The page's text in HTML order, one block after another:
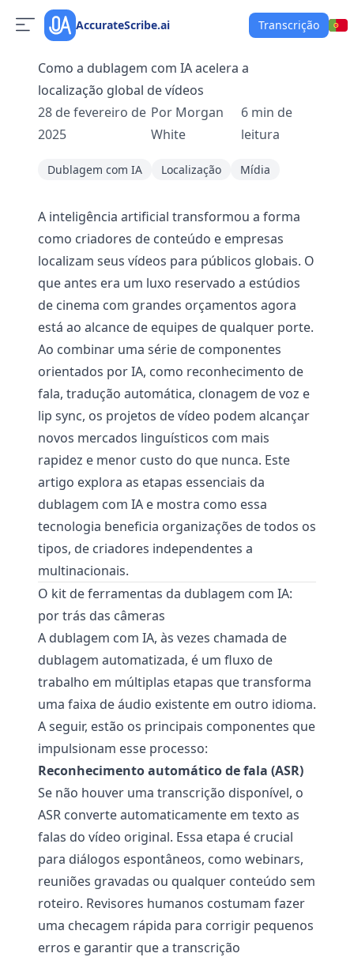
AccurateScribe.ai Transcrição
Como a dublagem com IA acelera a
localização global de vídeos
28 de fevereiro de
2025
Por Morgan
White
6 min de
leitura
Dublagem com IA Localização Mídia
A inteligência artificial transformou a forma
como criadores de conteúdo e empresas
localizam seus vídeos para públicos globais. O
que antes era um luxo reservado a estúdios
de cinema com grandes orçamentos agora
está ao alcance de equipes de qualquer porte.
Ao combinar uma série de componentes
orientados por IA, como reconhecimento de
fala, tradução automática, clonagem de voz e
lip sync, os projetos de vídeo podem alcançar
novos mercados linguísticos com mais
rapidez e menor custo do que nunca. Este
artigo explora as etapas essenciais da
dublagem com IA e mostra como essa
tecnologia beneficia organizações de todos os
tipos, de criadores independentes a
multinacionais.
O kit de ferramentas da dublagem com IA:
por trás das câmeras
A dublagem com IA, às vezes chamada de
dublagem automatizada, é um fluxo de
trabalho em múltiplas etapas que transforma
uma faixa de áudio existente em outro idioma.
A seguir, estão os principais componentes que
impulsionam esse processo:
Reconhecimento automático de fala (ASR)
Se não houver uma transcrição disponível, o
ASR converte automaticamente em texto as
falas do vídeo original. Essa etapa é crucial
para diálogos espontâneos, como webinars,
reuniões gravadas ou qualquer conteúdo sem
roteiro. Revisores humanos costumam fazer
uma checagem rápida para corrigir pequenos
erros e garantir que a transcrição